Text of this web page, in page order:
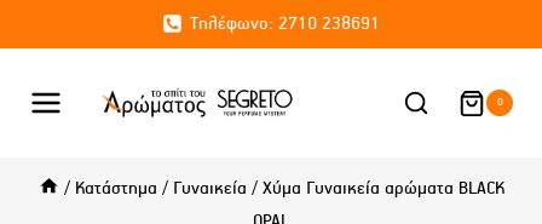
content
Τηλέφωνο: 2710 238691
0
/ Κατάστημα / Γυναικεία / Χύμα Γυναικεία αρώματα BLACK